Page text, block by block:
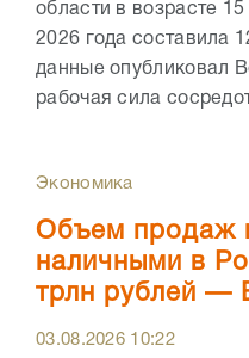
области в возрасте
2026 года составила
данные опубликовал
рабочая сила
Экономика
Объем продаж
наличными в
трлн рублей —
03.08.2026 10:22